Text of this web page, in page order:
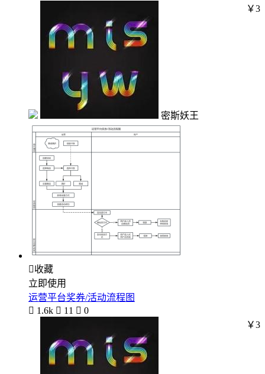
密斯妖王
￥3
收藏
立即使用
运营平台奖券/活动流程图
 1.6k  11  0
￥3